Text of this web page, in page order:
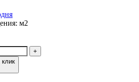
м2
клик